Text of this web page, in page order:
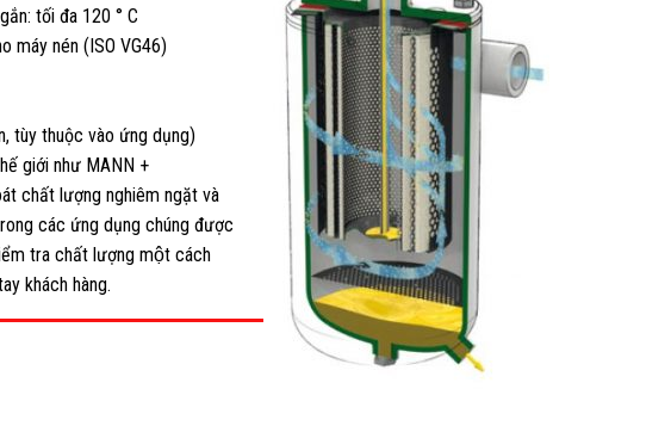
tối đa 120 ° C
máy nén (ISO VG46)
tùy thuộc vào ứng dụng)
giới như MANN +
chất lượng nghiêm ngặt và
các ứng dụng chúng được
tra chất lượng một cách
khách hàng.